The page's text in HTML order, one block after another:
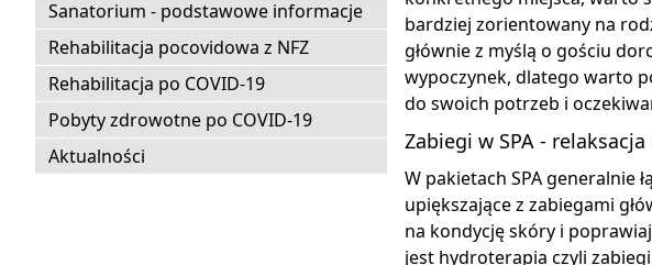
Sanatorium - podstawowe informacje
Rehabilitacja pocovidowa z NFZ
Rehabilitacja po COVID-19
Pobyty zdrowotne po COVID-19
Aktualności
bardziej zorientowany na
głównie z myślą o gościu
wypoczynek, dlatego warto
do swoich potrzeb i
Zabiegi w SPA -
W pakietach SPA generalnie
upiększające z zabiegami
na kondycję skóry i
jest hydroterapia czyli